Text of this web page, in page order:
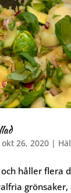
okt 26, 2020|
håller flera
grönsaker,